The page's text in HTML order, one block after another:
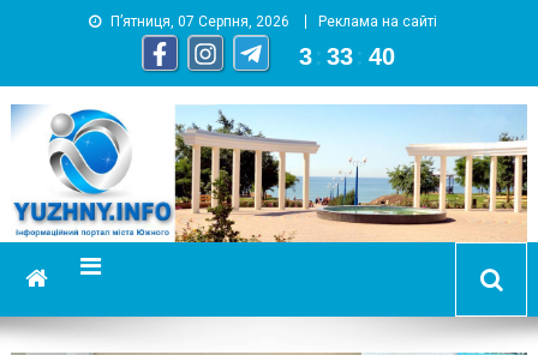
П’ятниця, 07 Серпня, 2026 Реклама на сайті
3 : 33 : 41
YUZHNY.INFO
информационный портал города Южный